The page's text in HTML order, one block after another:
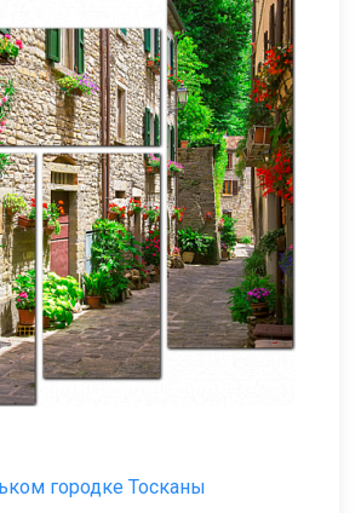
городке Тосканы